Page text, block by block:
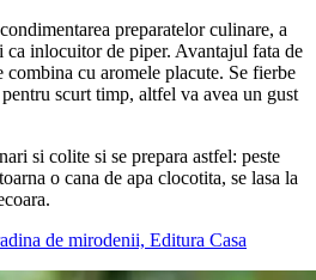
preparatelor culinare, a
inlocuitor de piper. Avantajul fata de
combina cu aromele placute. Se fierbe
scurt timp, altfel va avea un gust
si colite si se prepara astfel: peste
o cana de apa clocotita, se lasa la
de mirodenii, Editura Casa